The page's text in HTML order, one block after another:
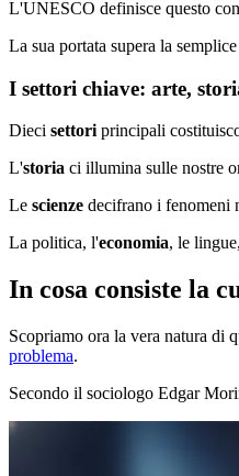
L'UNESCO definisce questo
La sua portata supera la
I settori chiave: arte,
Dieci settori principali
L'storia ci illumina sulle nostre
Le scienze decifrano i fenomeni
La politica, l'economia, le
In cosa consiste la
Scopriamo ora la vera natura di
problema.
Secondo il sociologo Edgar